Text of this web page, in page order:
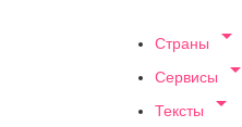
Страны 
Сервисы 
Тексты 